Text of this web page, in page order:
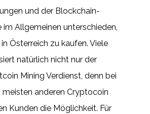
und der Blockchain-
im Allgemeinen unterschieden,
Österreich zu kaufen. Viele
natürlich nicht nur der
Mining Verdienst, denn bei
meisten anderen Cryptocoin
Kunden die Möglichkeit. Für